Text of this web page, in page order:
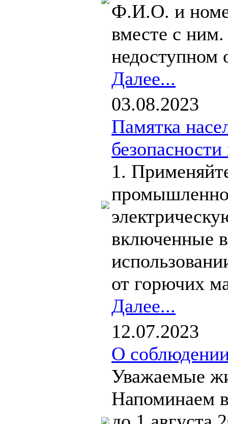
Ф.И.О. и
вместе с
недоступном
Далее...
03.08.2023
Памятка
1.
включенные
от горючих
Далее...
12.07.2023
О
Уважаемые
Напоминаем